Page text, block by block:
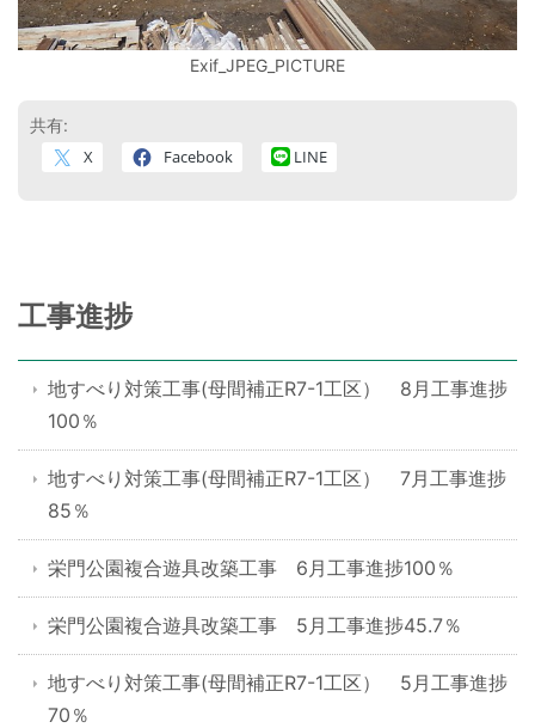
Exif_JPEG_PICTURE
共有:
X Facebook LINE
工事進捗
地すべり対策工事(母間補正R7-1工区） 8月工事進捗
100％
地すべり対策工事(母間補正R7-1工区） 7月工事進捗
85％
栄門公園複合遊具改築工事 6月工事進捗100％
栄門公園複合遊具改築工事 5月工事進捗45.7％
地すべり対策工事(母間補正R7-1工区） 5月工事進捗
70％